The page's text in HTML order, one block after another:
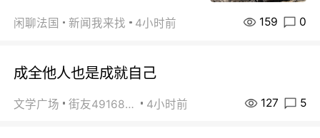
闲聊法国 新闻我来找 4小时前 159 0
成全他人也是成就自己
文学广场 街友49168527 4小时前 127 5